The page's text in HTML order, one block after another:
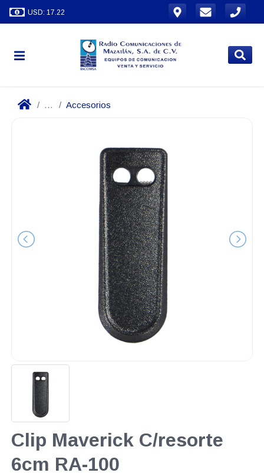
USD: 17.22
... Accesorios
Clip Maverick C/resorte
6cm RA-100